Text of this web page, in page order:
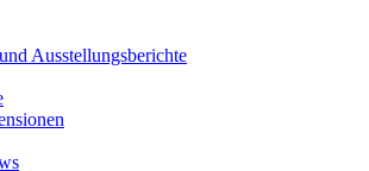
Ausstellungsberichte